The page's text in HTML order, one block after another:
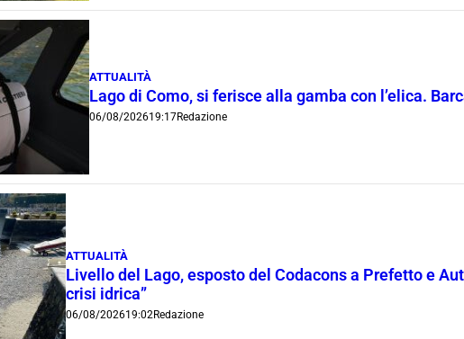
ATTUALITÀ
Lago di Como, si ferisce alla gamba con l’elica.
06/08/202619:17Redazione
ATTUALITÀ
Livello del Lago, esposto del Codacons a Prefetto e
crisi idrica”
06/08/202619:02Redazione